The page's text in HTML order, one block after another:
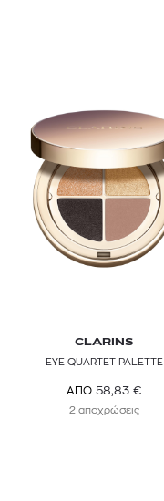
CLARINS
EYE QUARTET PALETTE
ΑΠΟ 58,83 €
2 αποχρώσεις